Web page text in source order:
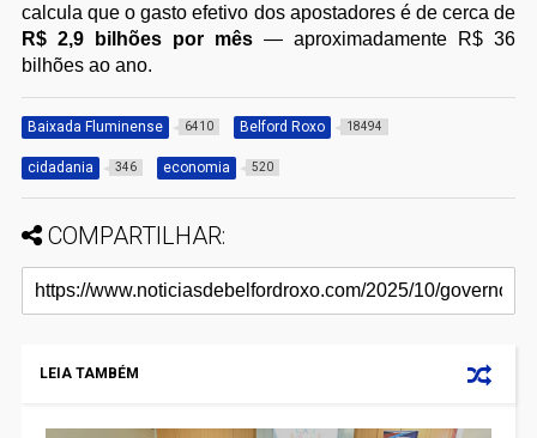
calcula que o gasto efetivo dos apostadores é de cerca de
R$ 2,9 bilhões por mês — aproximadamente R$ 36
bilhões ao ano.
Baixada Fluminense 6410 Belford Roxo 18494
cidadania 346 economia 520
COMPARTILHAR:
LEIA TAMBÉM